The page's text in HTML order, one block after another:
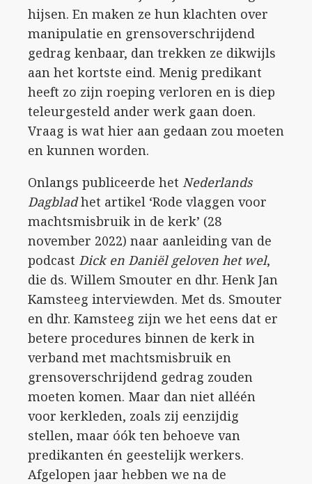
hijsen. En maken ze hun klachten over
manipulatie en grensoverschrijdend
gedrag kenbaar, dan trekken ze dikwijls
aan het kortste eind. Menig predikant
heeft zo zijn roeping verloren en is diep
teleurgesteld ander werk gaan doen.
Vraag is wat hier aan gedaan zou moeten
en kunnen worden.
Onlangs publiceerde het Nederlands
Dagbladhet artikel ‘Rode vlaggen voor
machtsmisbruik in de kerk’ (28
november 2022) naar aanleiding van de
podcast Dick en Daniël geloven het wel,
die ds. Willem Smouter en dhr. Henk Jan
Kamsteeg interviewden. Met ds. Smouter
en dhr. Kamsteeg zijn we het eens dat er
betere procedures binnen de kerk in
verband met machtsmisbruik en
grensoverschrijdend gedrag zouden
moeten komen. Maar dan niet alléén
voor kerkleden, zoals zij eenzijdig
stellen, maar óók ten behoeve van
predikanten én geestelijk werkers.
Afgelopen jaar hebben we na de